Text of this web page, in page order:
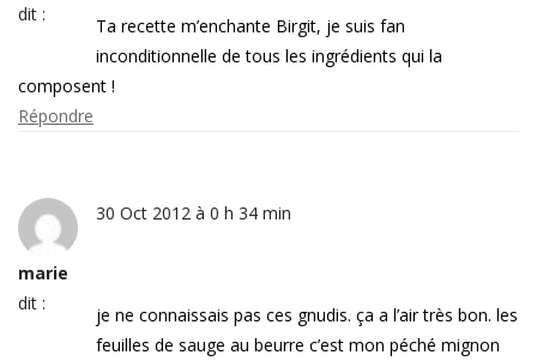
dit :
Ta recette m’enchante Birgit, je suis fan
inconditionnelle de tous les ingrédients qui la
composent !
Répondre
marie
dit :
30 Oct 2012 à 0 h 34 min
je ne connaissais pas ces gnudis. ça a l’air très bon. les
feuilles de sauge au beurre c’est mon péché mignon